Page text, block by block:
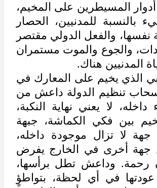
المسيطرين على المخيم،
بالنسبة للمدنيين، الحصار
نفسها، والفعل الدولي مقتصر
والجوع والموت مستمران
المدنيين هناك.
الذي يخيم على المعارك في
تنظيم الدولة داعش من
داخله، لا يعني نهاية النكبة،
بين فكي الكماشة، جبهة
لا تزال موجودة داخله،
جهة أخرى في الخارج يفرض
رحمة. وداعش تطل برأسها،
في أي لحظة، بتواطؤٍ